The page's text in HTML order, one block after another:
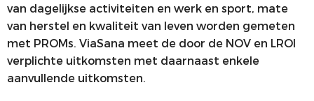
van dagelijkse activiteiten en werk en sport, mate
van herstel en kwaliteit van leven worden gemeten
met PROMs. ViaSana meet de door de NOV en LROI
verplichte uitkomsten met daarnaast enkele
aanvullende uitkomsten.